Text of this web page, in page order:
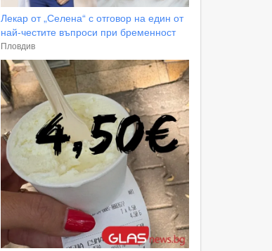
Лекар от „Селена“ с отговор на един от
най-честите въпроси при бременност
Пловдив